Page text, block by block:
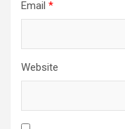
Email *
Website